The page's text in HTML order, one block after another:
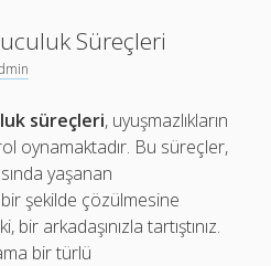
Süreçleri
süreçleri, uyuşmazlıkların
oynamaktadır. Bu süreçler,
yaşanan
bir şekilde çözülmesine
bir arkadaşınızla tartıştınız.
bir türlü